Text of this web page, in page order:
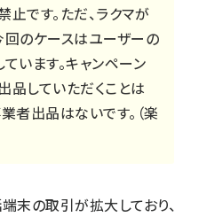
です。ただ、ラクマが
のケースはユーザーの
います。キャンペーン
していただくことは
者出品はないです。（楽
末の取引が拡大しており、